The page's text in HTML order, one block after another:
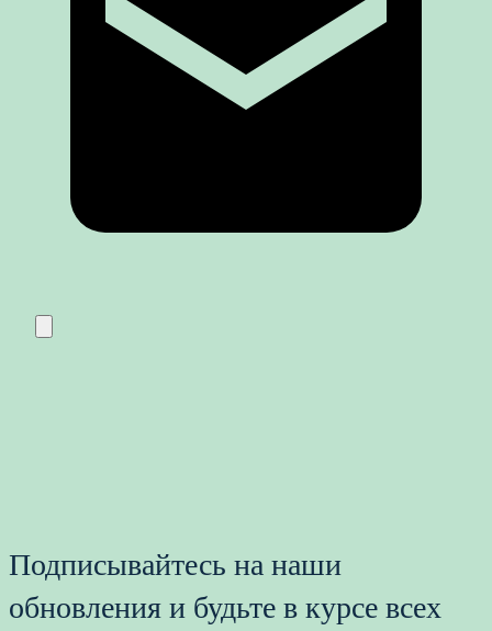
Подписывайтесь на наши
обновления и будьте в курсе всех